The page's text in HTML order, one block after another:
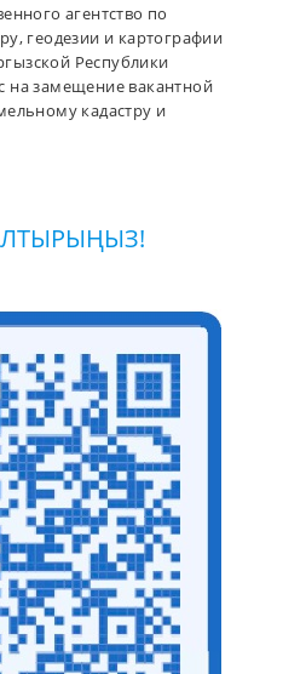
агентство по
геодезии и картографии
Республики
на замещение вакантной
кадастру и